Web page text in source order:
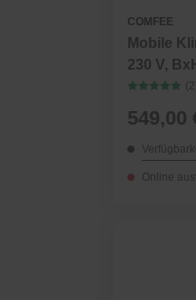
COMFEE
Mobile
230 V,
549,00
Online